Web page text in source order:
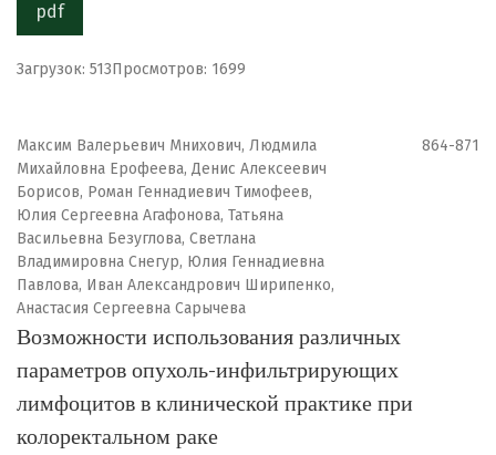
pdf
Загрузок: 513Просмотров: 1699
Максим Валерьевич Мнихович, Людмила
Михайловна Ерофеева, Денис Алексеевич
Борисов, Роман Геннадиевич Тимофеев,
Юлия Сергеевна Агафонова, Татьяна
Васильевна Безуглова, Светлана
Владимировна Снегур, Юлия Геннадиевна
Павлова, Иван Александрович Ширипенко,
Анастасия Сергеевна Сарычева
864-871
Возможности использования различных
параметров опухоль-инфильтрирующих
лимфоцитов в клинической практике при
колоректальном раке